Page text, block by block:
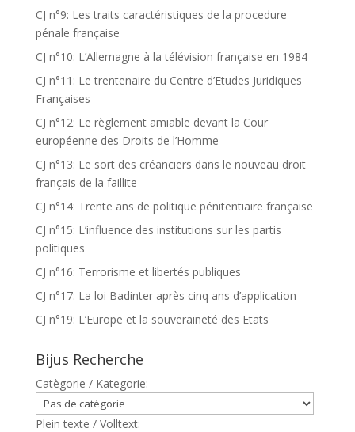
CJ n°9: Les traits caractéristiques de la procedure
pénale française
CJ n°10: L’Allemagne à la télévision française en 1984
CJ n°11: Le trentenaire du Centre d’Etudes Juridiques
Françaises
CJ n°12: Le règlement amiable devant la Cour
européenne des Droits de l’Homme
CJ n°13: Le sort des créanciers dans le nouveau droit
français de la faillite
CJ n°14: Trente ans de politique pénitentiaire française
CJ n°15: L’influence des institutions sur les partis
politiques
CJ n°16: Terrorisme et libertés publiques
CJ n°17: La loi Badinter après cinq ans d’application
CJ n°19: L’Europe et la souveraineté des Etats
Bijus Recherche
Catègorie / Kategorie:
Plein texte / Volltext: